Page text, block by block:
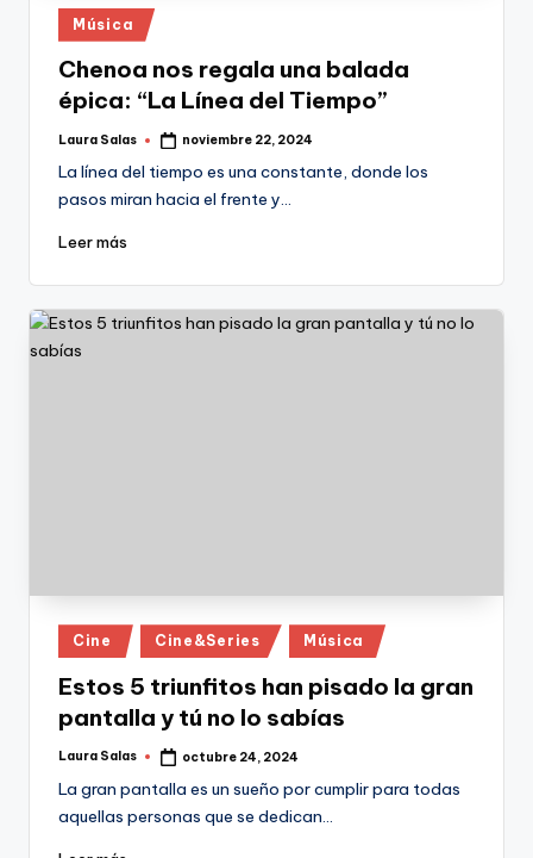
Publicado
en
Música
Chenoa nos regala una balada
épica: “La Línea del Tiempo”
Publicado
Laura Salas noviembre 22, 2024
La línea del tiempo es una constante, donde los
pasos miran hacia el frente y…
Leer más
Publicado
en
Cine Cine&Series Música
Estos 5 triunfitos han pisado la gran
pantalla y tú no lo sabías
Publicado
Laura Salas octubre 24, 2024
La gran pantalla es un sueño por cumplir para todas
aquellas personas que se dedican…